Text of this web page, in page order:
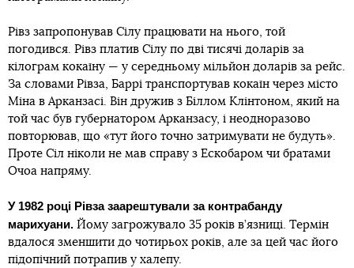
Рівз запропонував Сілу працювати на нього, той
погодився. Рівз платив Сілу по дві тисячі доларів за
кілограм кокаїну — у середньому мільйон доларів за рейс.
За словами Рівза, Баррі транспортував кокаїн через місто
Міна в Арканзасі. Він дружив з Біллом Клінтоном, який на
той час був губернатором Арканзасу, і неодноразово
повторював, що «тут його точно затримувати не будуть».
Проте Сіл ніколи не мав справу з Ескобаром чи братами
Очоа напряму.
У 1982 році Рівза заарештували за контрабанду
марихуани. Йому загрожувало 35 років в’язниці. Термін
вдалося зменшити до чотирьох років, але за цей час його
підопічний потрапив у халепу.